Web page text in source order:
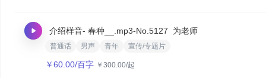
介绍样音- 春种__.mp3-No.5127 为老师
普通话 男声 青年 宣传/专题片
￥60.00/百字 ￥ 300.00/起